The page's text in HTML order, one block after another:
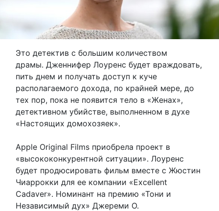
Это детектив с большим количеством
драмы. Дженнифер Лоуренс будет враждовать,
пить днем ​​и получать доступ к куче
располагаемого дохода, по крайней мере, до
тех пор, пока не появится тело в «Женах»,
детективном убийстве, выполненном в духе
«Настоящих домохозяек».
Apple Original Films приобрела проект в
«высококонкурентной ситуации». Лоуренс
будет продюсировать фильм вместе с Жюстин
Чиаррокки для ее компании «Excellent
Cadaver». Номинант на премию «Тони и
Независимый дух» Джереми О.